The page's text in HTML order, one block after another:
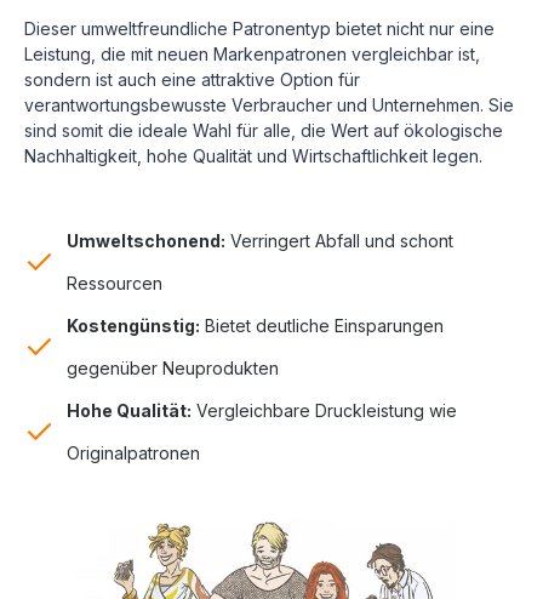
Dieser umweltfreundliche Patronentyp bietet nicht nur eine
Leistung, die mit neuen Markenpatronen vergleichbar ist,
sondern ist auch eine attraktive Option für
verantwortungsbewusste Verbraucher und Unternehmen. Sie
sind somit die ideale Wahl für alle, die Wert auf ökologische
Nachhaltigkeit, hohe Qualität und Wirtschaftlichkeit legen.
Umweltschonend: Verringert Abfall und schont
Ressourcen
Kostengünstig: Bietet deutliche Einsparungen
gegenüber Neuprodukten
Hohe Qualität: Vergleichbare Druckleistung wie
Originalpatronen